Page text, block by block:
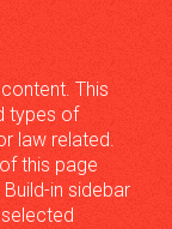
This
types of
law related.
this page
in sidebar